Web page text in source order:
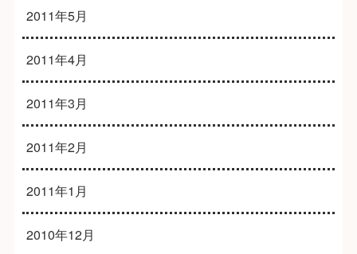
2011年5月
2011年4月
2011年3月
2011年2月
2011年1月
2010年12月